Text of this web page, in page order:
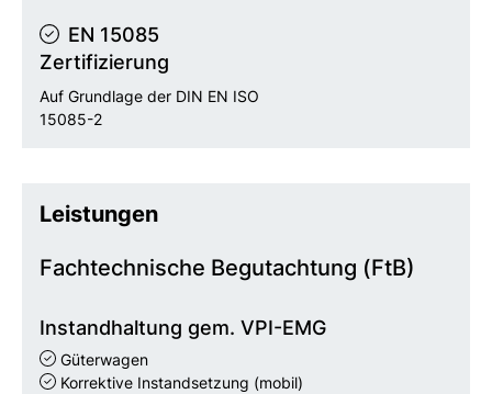
EN 15085
Zertifizierung
Auf Grundlage der DIN EN ISO
15085-2
Leistungen
Fachtechnische Begutachtung (FtB)
Instandhaltung gem. VPI-EMG
Güterwagen
Korrektive Instandsetzung (mobil)